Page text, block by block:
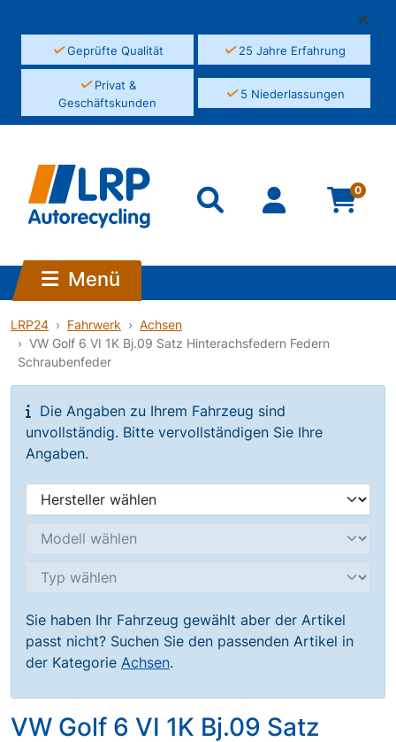
✓Geprüfte Qualität ✓25 Jahre Erfahrung
✓Privat &
Geschäftskunden
✓5 Niederlassungen
0
Menü
LRP24 Fahrwerk
Achsen
VW Golf 6 VI 1K Bj.09 Satz Hinterachsfedern Federn
Schraubenfeder
Die Angaben zu Ihrem Fahrzeug sind
unvollständig. Bitte vervollständigen Sie Ihre
Angaben.
Sie haben Ihr Fahrzeug gewählt aber der Artikel
passt nicht? Suchen Sie den passenden Artikel in
der Kategorie Achsen.
VW Golf 6 VI 1K Bj.09 Satz